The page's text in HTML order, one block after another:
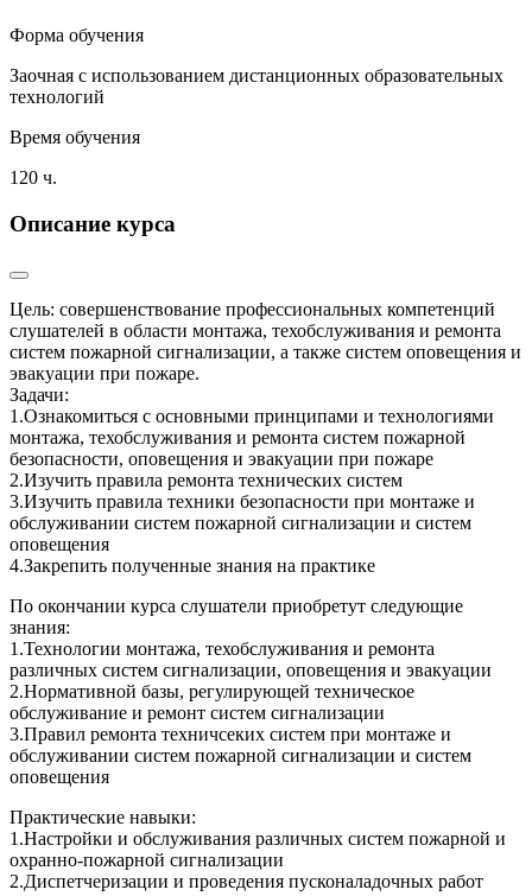
Форма обучения
Заочная с использованием дистанционных образовательных
технологий
Время обучения
120 ч.
Описание курса
Цель: совершенствование профессиональных компетенций
слушателей в области монтажа, техобслуживания и ремонта
систем пожарной сигнализации, а также систем оповещения и
эвакуации при пожаре.
Задачи:
1.Ознакомиться с основными принципами и технологиями
монтажа, техобслуживания и ремонта систем пожарной
безопасности, оповещения и эвакуации при пожаре
2.Изучить правила ремонта технических систем
3.Изучить правила техники безопасности при монтаже и
обслуживании систем пожарной сигнализации и систем
оповещения
4.Закрепить полученные знания на практике
По окончании курса слушатели приобретут следующие
знания:
1.Технологии монтажа, техобслуживания и ремонта
различных систем сигнализации, оповещения и эвакуации
2.Нормативной базы, регулирующей техническое
обслуживание и ремонт систем сигнализации
3.Правил ремонта техничсеких систем при монтаже и
обслуживании систем пожарной сигнализации и систем
оповещения
Практические навыки:
1.Настройки и обслуживания различных систем пожарной и
охранно-пожарной сигнализации
2.Диспетчеризации и проведения пусконаладочных работ